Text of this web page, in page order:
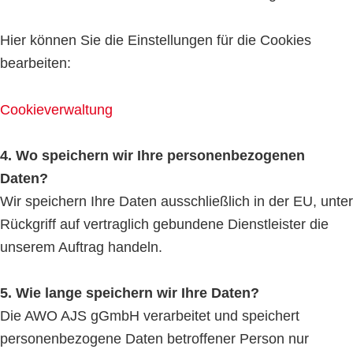
Hier können Sie die Einstellungen für die Cookies
bearbeiten:
Cookieverwaltung
4. Wo speichern wir Ihre personenbezogenen
Daten?
Wir speichern Ihre Daten ausschließlich in der EU, unter
Rückgriff auf vertraglich gebundene Dienstleister die
unserem Auftrag handeln.
5. Wie lange speichern wir Ihre Daten?
Die AWO AJS gGmbH verarbeitet und speichert
personenbezogene Daten betroffener Person nur